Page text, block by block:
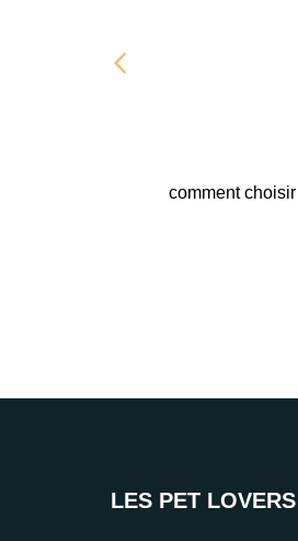
comment
LES PET LOVERS